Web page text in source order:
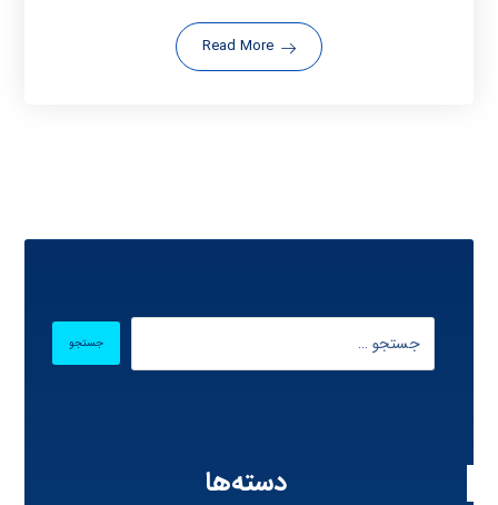
Read More
دسته‌ها